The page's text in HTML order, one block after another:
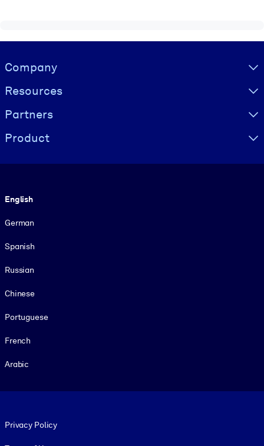
Visually hidden Text
Company
Resources
Partners
Product
English
German
Spanish
Russian
Chinese
Portuguese
French
Arabic
Privacy Policy